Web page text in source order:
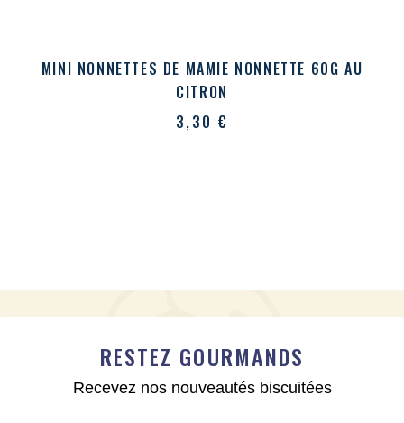
MINI NONNETTES DE MAMIE NONNETTE 60G AU
CITRON
3,30 €
RESTEZ GOURMANDS
Recevez nos nouveautés biscuitées